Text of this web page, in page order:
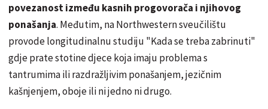
povezanost između kasnih progovorača i njihovog
ponašanja. Međutim, na Northwestern sveučilištu
provode longitudinalnu studiju "Kada se treba zabrinuti"
gdje prate stotine djece koja imaju problema s
tantrumima ili razdražljivim ponašanjem, jezičnim
kašnjenjem, oboje ili ni jedno ni drugo.